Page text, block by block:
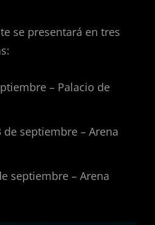
se presentará en tres
– Palacio de
de septiembre – Arena
septiembre – Arena